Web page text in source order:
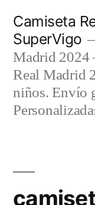
contenido
Camiseta
SuperVigo
Madrid 2024
Real Madrid
niños. Envío